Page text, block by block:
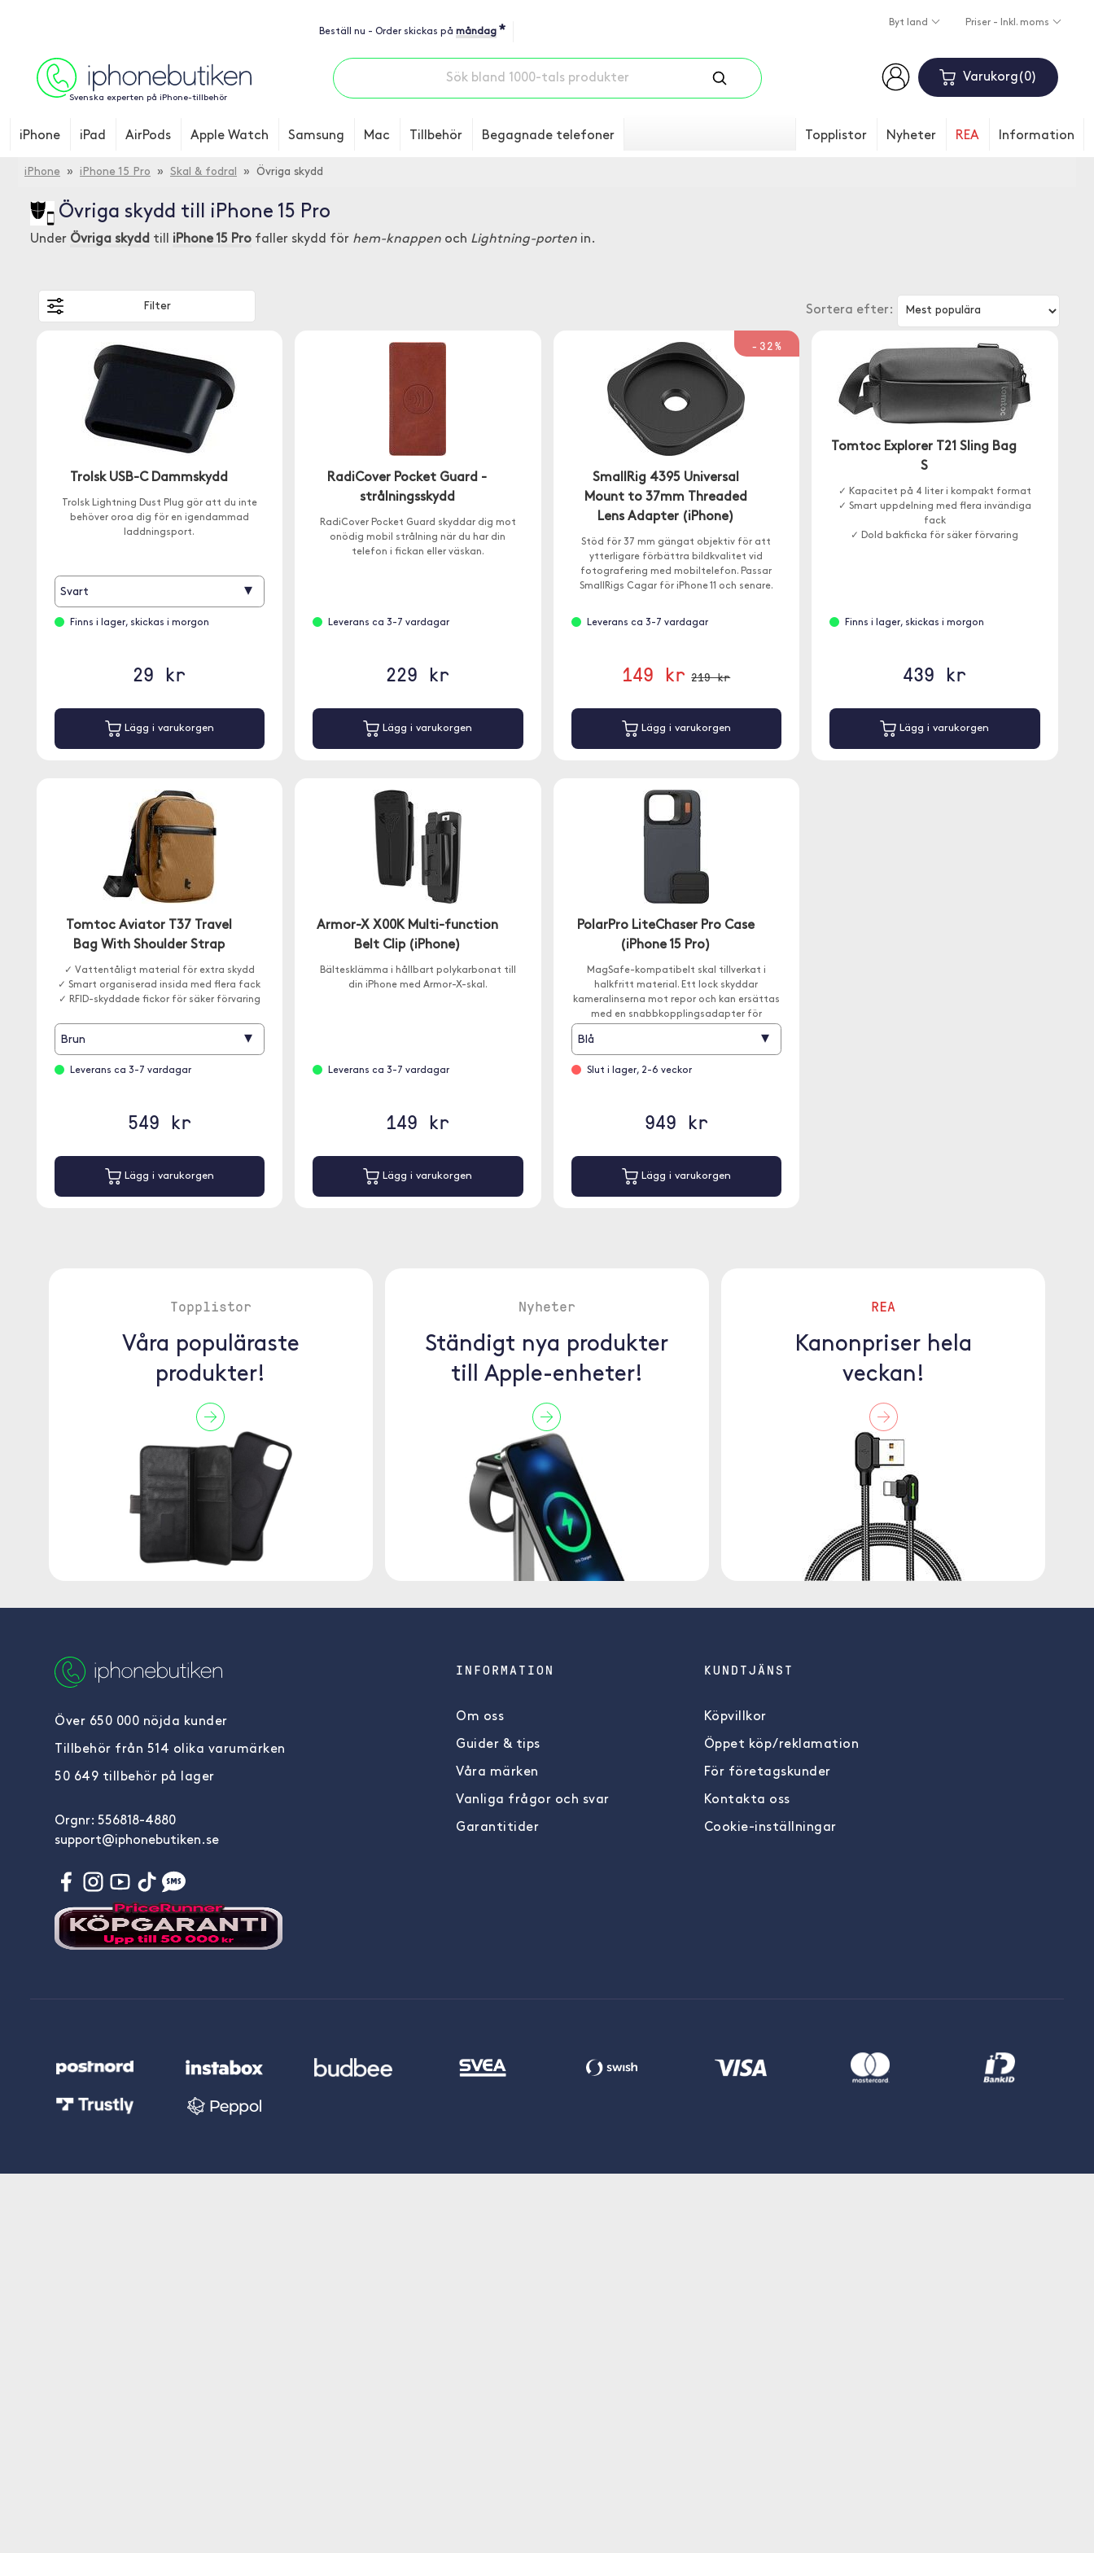
Beställ nu - Order skickas på måndag *
Byt land Priser - Inkl. moms
Svenska experten på iPhone-tillbehör
Varukorg 0
iPhone iPad AirPods Apple Watch Samsung Mac Tillbehör Begagnade telefoner Topplistor Nyheter REA Information
iPhone » iPhone 15 Pro » Skal & fodral » Övriga skydd
Övriga skydd till iPhone 15 Pro
Under Övriga skydd till iPhone 15 Pro faller skydd för hem-knappen och Lightning-porten in.
Sortera efter:
Filter
Trolsk USB-C Dammskydd
Trolsk Lightning Dust Plug gör att du inte
behöver oroa dig för en igendammad
laddningsport.
Svart ▾
Finns i lager, skickas i morgon
29 kr
Lägg i varukorgen
RadiCover Pocket Guard -
strålningsskydd
RadiCover Pocket Guard skyddar dig mot
onödig mobil strålning när du har din
telefon i fickan eller väskan.
Leverans ca 3-7 vardagar
229 kr
Lägg i varukorgen
-32%
SmallRig 4395 Universal
Mount to 37mm Threaded
Lens Adapter (iPhone)
Stöd för 37 mm gängat objektiv för att
ytterligare förbättra bildkvalitet vid
fotografering med mobiltelefon. Passar
SmallRigs Cagar för iPhone 11 och senare.
Leverans ca 3-7 vardagar
149 kr 219 kr
Lägg i varukorgen
Tomtoc Explorer T21 Sling Bag
S
✓ Kapacitet på 4 liter i kompakt format
✓ Smart uppdelning med flera invändiga
fack
✓ Dold bakficka för säker förvaring
Finns i lager, skickas i morgon
439 kr
Lägg i varukorgen
Tomtoc Aviator T37 Travel
Bag With Shoulder Strap
✓ Vattentåligt material för extra skydd
✓ Smart organiserad insida med flera fack
✓ RFID-skyddade fickor för säker förvaring
Brun ▾
Leverans ca 3-7 vardagar
549 kr
Lägg i varukorgen
Armor-X X00K Multi-function
Belt Clip (iPhone)
Bältesklämma i hållbart polykarbonat till
din iPhone med Armor-X-skal.
Leverans ca 3-7 vardagar
149 kr
Lägg i varukorgen
PolarPro LiteChaser Pro Case
(iPhone 15 Pro)
MagSafe-kompatibelt skal tillverkat i
halkfritt material. Ett lock skyddar
kameralinserna mot repor och kan ersättas
med en snabbkopplingsadapter för
Blå ▾
Slut i lager, 2-6 veckor
949 kr
Lägg i varukorgen
Topplistor
Våra populäraste
produkter!
Nyheter
Ständigt nya produkter
till Apple-enheter!
REA
Kanonpriser hela
veckan!
Över 650 000 nöjda kunder
Tillbehör från 514 olika varumärken
50 649 tillbehör på lager
Orgnr: 556818-4880
support@iphonebutiken.se
INFORMATION
Om oss
Guider & tips
Våra märken
Vanliga frågor och svar
Garantitider
KUNDTJÄNST
Köpvillkor
Öppet köp/reklamation
För företagskunder
Kontakta oss
Cookie-inställningar